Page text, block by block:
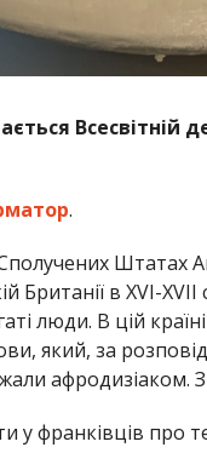
Всесвітній
.
Британії в XVI-
люди. В цій
який, за
афродизіаком.
у франківців про